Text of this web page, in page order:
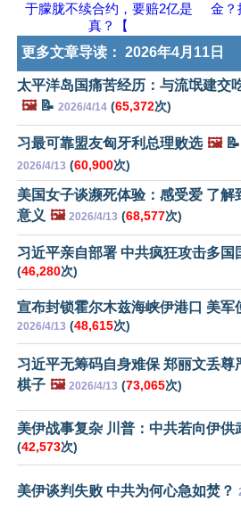
于朦胧不续合约，要赔2亿是
真？【
金？
更多文章导读： 2026年4月11日
太平洋岛国痛苦经历：与流氓建交
🖼️📝 2026/4/14 (65,372次)
习最可靠盟友匈牙利总理败选 🖼️📝
2026/4/13 (60,900次)
美国女子谈濒死体验：感受爱 了解
意义 🖼️ 2026/4/13 (68,577次)
习近平亲自部署 中共疯狂攻击多国
(46,280次)
宣布封锁霍尔木兹海峡伊港口 美军
2026/4/13 (48,615次)
习近平无筹码自身难保 郑丽文丢尊
棋子 🖼️ 2026/4/13 (73,065次)
美伊战事复杂 川普：中共若向伊供
(42,573次)
美伊谈判失败 中共为何心急如焚？